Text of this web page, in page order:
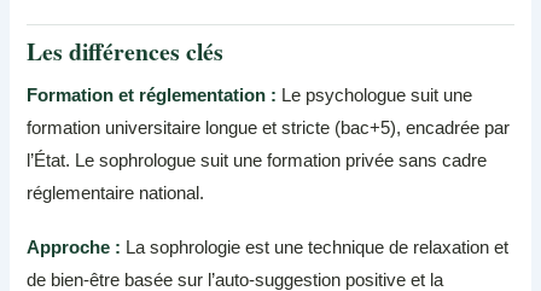
Les différences clés
Formation et réglementation : Le psychologue suit une
formation universitaire longue et stricte (bac+5), encadrée par
l’État. Le sophrologue suit une formation privée sans cadre
réglementaire national.
Approche : La sophrologie est une technique de relaxation et
de bien-être basée sur l’auto-suggestion positive et la